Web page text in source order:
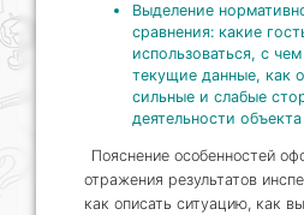
Выделение
сравнения: какие
использоваться, с
текущие данные, как
сильные и слабые
деятельности
Пояснение особенностей
отражения результатов
как описать ситуацию, как